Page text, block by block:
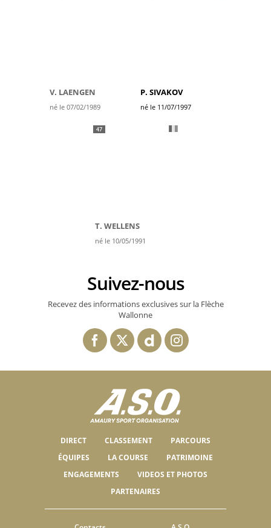
V. LAENGEN
né le 07/02/1989
P. SIVAKOV
né le 11/07/1997
47
T. WELLENS
né le 10/05/1991
Suivez-nous
Recevez des informations exclusives sur la Flèche
Wallonne
DIRECT CLASSEMENT
PARCOURS
ÉQUIPES
LA COURSE
PATRIMOINE
ENGAGEMENTS
VIDEOS ET PHOTOS
PARTENAIRES